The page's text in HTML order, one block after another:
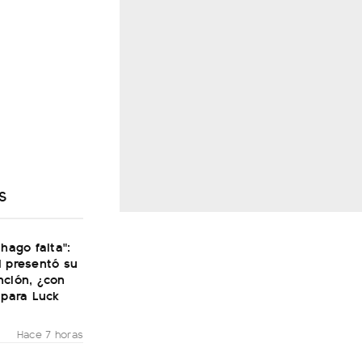
falta":
presentó su
¿con
Luck
Hace 7 horas